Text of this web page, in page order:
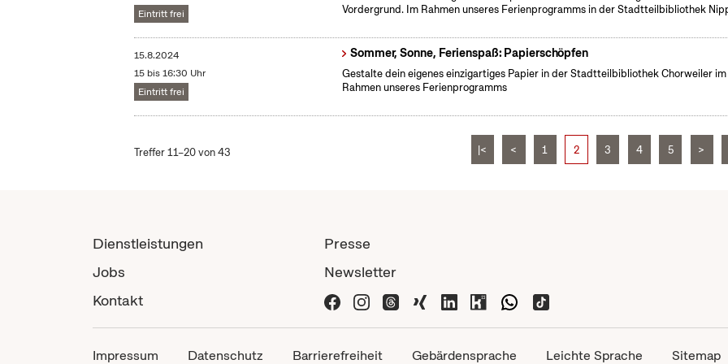
Eintritt frei
Vordergrund. Im Rahmen unseres Ferienprogramms in der Stadtteilbibliothek
15.8.2024
15 bis 16:30 Uhr
Eintritt frei
Sommer, Sonne, Ferienspaß: Papierschöpfen
Gestalte dein eigenes einzigartiges Papier in der Stadtteilbibliothek Chorweiler im
Rahmen unseres Ferienprogramms
Treffer 11–20 von 43 |< < 1 2 3 4 5 >
Dienstleistungen
Jobs
Kontakt
Presse
Newsletter
Impressum Datenschutz Barrierefreiheit Gebärdensprache Leichte Sprache Sitemap